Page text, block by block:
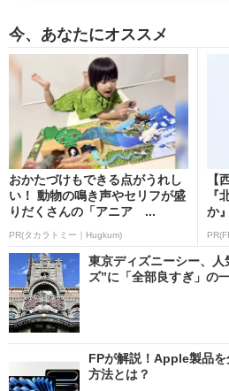
今、あなたにオススメ
おかたづけもできる点がうれし
い！ 動物の鳴き声やセリフが盛
りだくさんの「アニア ...
PR(タカラトミー｜Hugkum)
【
『
か』
東京ディズニーシー、人
ズ”に「全部良すぎ」
FPが解説！Apple製品
方法とは？